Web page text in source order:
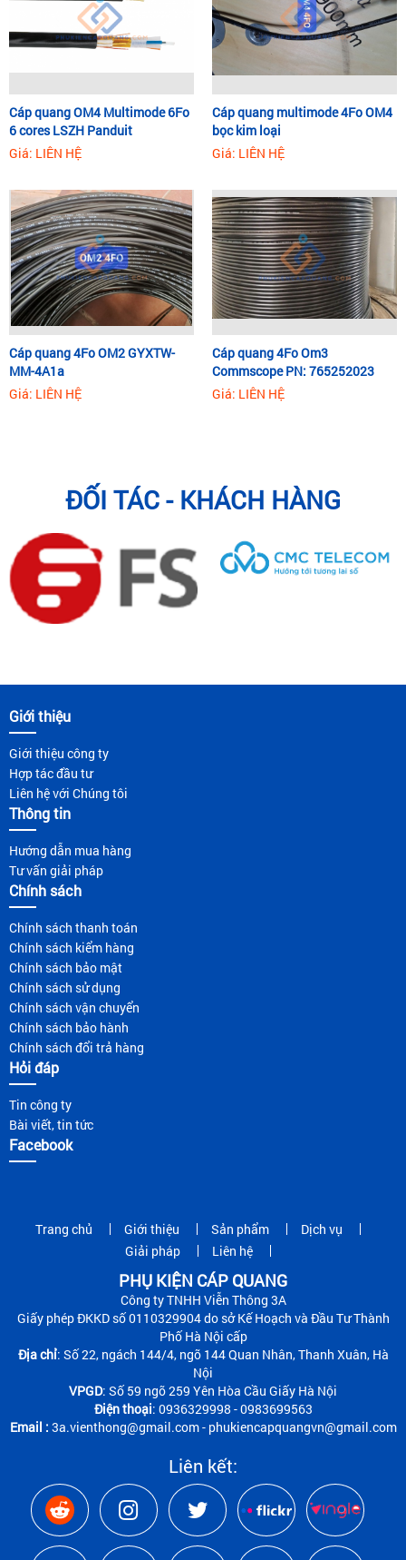
Cáp quang OM4 Multimode 6Fo
6 cores LSZH Panduit
Giá: LIÊN HỆ
Cáp quang multimode 4Fo OM4
bọc kim loại
Giá: LIÊN HỆ
Cáp quang 4Fo OM2 GYXTW-
MM-4A1a
Giá: LIÊN HỆ
Cáp quang 4Fo Om3
Commscope PN: 765252023
Giá: LIÊN HỆ
ĐỐI TÁC - KHÁCH HÀNG
Giới thiệu
Giới thiệu công ty
Hợp tác đầu tư
Liên hệ với Chúng tôi
Thông tin
Hướng dẫn mua hàng
Tư vấn giải pháp
Chính sách
Chính sách thanh toán
Chính sách kiểm hàng
Chính sách bảo mật
Chính sách sử dụng
Chính sách vận chuyển
Chính sách bảo hành
Chính sách đổi trả hàng
Hỏi đáp
Tin công ty
Bài viết, tin tức
Facebook
Trang chủ Giới thiệu Sản phẩm
Dịch vụ
Giải pháp
Liên hệ
PHỤ KIỆN CÁP QUANG
Công ty TNHH Viễn Thông 3A
Giấy phép ĐKKD số 0110329904 do sở Kế Hoạch và Đầu Tư Thành
Phố Hà Nội cấp
Địa chỉ: Số 22, ngách 144/4, ngõ 144 Quan Nhân, Thanh Xuân, Hà
Nội
VPGD: Số 59 ngõ 259 Yên Hòa Cầu Giấy Hà Nội
Điện thoại: 0936329998 - 0983699563
Email : 3a.vienthong@gmail.com - phukiencapquangvn@gmail.com
Liên kết: